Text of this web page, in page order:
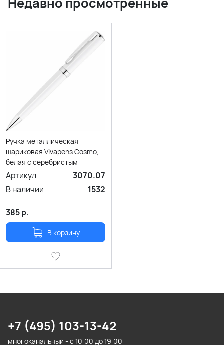
Ручка металлическая
шариковая Vivapens Cosmo,
белая с серебристым
Артикул
3070.07
В наличии
1532
385р.
В корзину
+7 (495) 103-13-42
многоканальный - с 10:00 до 19:00